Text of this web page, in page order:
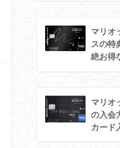
マリオ
スの特
絶お得
マリオ
の入会
カード